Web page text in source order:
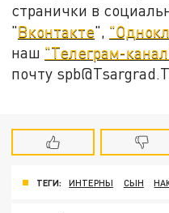
странички в
"Вконтакте",
наш "Телеграм-
почту
ТЕГИ: ИНТЕРНЫ СЫН